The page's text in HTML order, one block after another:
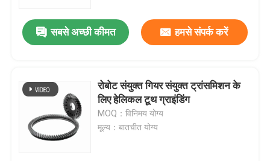
सबसे अच्छी कीमत हमसे संपर्क करें
रोबोट संयुक्त गियर संयुक्त ट्रांसमिशन के
लिए हेलिकल टूथ ग्राइंडिंग
MOQ：विनिमय योग्य
मूल्य：बातचीत योग्य